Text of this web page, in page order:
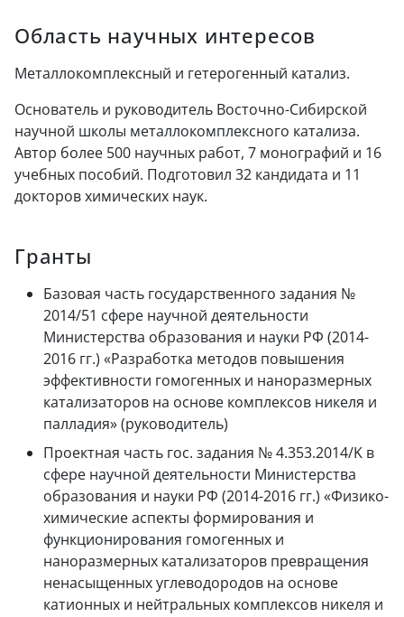
Область научных интересов
Металлокомплексный и гетерогенный катализ.
Основатель и руководитель Восточно-Сибирской
научной школы металлокомплексного катализа.
Автор более 500 научных работ, 7 монографий и 16
учебных пособий. Подготовил 32 кандидата и 11
докторов химических наук.
Гранты
Базовая часть государственного задания №
2014/51 сфере научной деятельности
Министерства образования и науки РФ (2014-
2016 гг.) «Разработка методов повышения
эффективности гомогенных и наноразмерных
катализаторов на основе комплексов никеля и
палладия» (руководитель)
Проектная часть гос. задания № 4.353.2014/K в
сфере научной деятельности Министерства
образования и науки РФ (2014-2016 гг.) «Физико-
химические аспекты формирования и
функционирования гомогенных и
наноразмерных катализаторов превращения
ненасыщенных углеводородов на основе
катионных и нейтральных комплексов никеля и